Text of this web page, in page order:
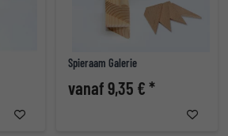
Spieraam Galerie
vanaf 9,35 € *